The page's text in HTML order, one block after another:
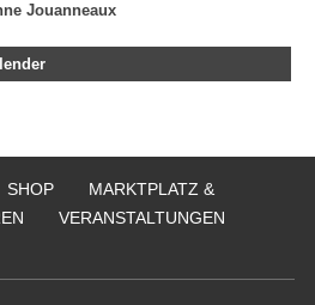
Jouanneaux
SHOP
MARKTPLATZ &
VERANSTALTUNGEN